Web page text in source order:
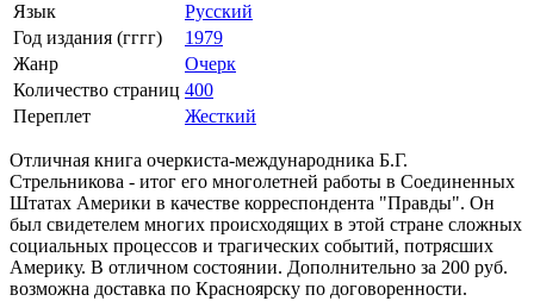
Язык
Русский
Год издания (гггг)
1979
Жанр
Очерк
Количество страниц 400
Переплет
Жесткий
Отличная книга очеркиста-международника Б.Г.
Стрельникова - итог его многолетней работы в Соединенных
Штатах Америки в качестве корреспондента "Правды". Он
был свидетелем многих происходящих в этой стране сложных
социальных процессов и трагических событий, потрясших
Америку. В отличном состоянии. Дополнительно за 200 руб.
возможна доставка по Красноярску по договоренности.